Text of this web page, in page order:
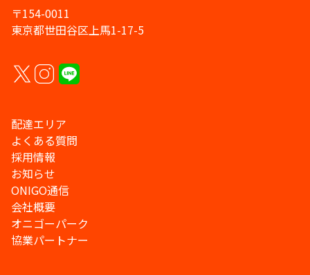
〒154-0011
東京都世田谷区上馬1-17-5
配達エリア
よくある質問
採用情報
お知らせ
ONIGO通信
会社概要
オニゴーパーク
協業パートナー